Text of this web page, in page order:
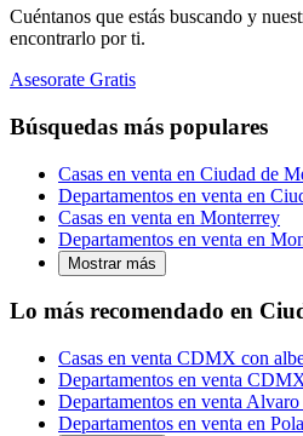
Cuéntanos que estás buscando y
encontrarlo por ti.
Asesorate Gratis
Búsquedas más populares
Casas en venta en Ciudad de
Departamentos en venta en
Casas en venta en Monterrey
Departamentos en venta en
Mostrar más
Lo más recomendado en
Casas en venta CDMX con
Departamentos en venta
Departamentos en venta
Departamentos en venta en